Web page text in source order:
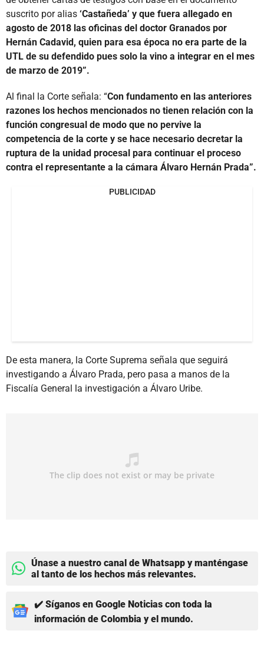
suscrito por alias ‘Castañeda’ y que fuera allegado en
agosto de 2018 las oficinas del doctor Granados por
Hernán Cadavid, quien para esa época no era parte de la
UTL de su defendido pues solo la vino a integrar en el mes
de marzo de 2019”.
Al final la Corte señala: “Con fundamento en las anteriores
razones los hechos mencionados no tienen relación con la
función congresual de modo que no pervive la
competencia de la corte y se hace necesario decretar la
ruptura de la unidad procesal para continuar el proceso
contra el representante a la cámara Álvaro Hernán Prada”.
PUBLICIDAD
De esta manera, la Corte Suprema señala que seguirá
investigando a Álvaro Prada, pero pasa a manos de la
Fiscalía General la investigación a Álvaro Uribe.
Únase a nuestro canal de Whatsapp y manténgase
al tanto de los hechos más relevantes.
✔️ Síganos en Google Noticias con toda la
información de Colombia y el mundo.